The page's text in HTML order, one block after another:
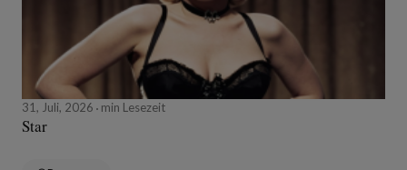
31, Juli, 2026 min Lesezeit
Star